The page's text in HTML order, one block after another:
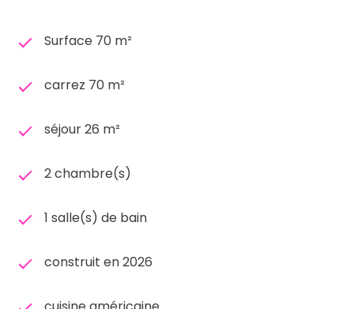
Surface 70 m²
carrez 70 m²
séjour 26 m²
2 chambre(s)
1 salle(s) de bain
construit en 2026